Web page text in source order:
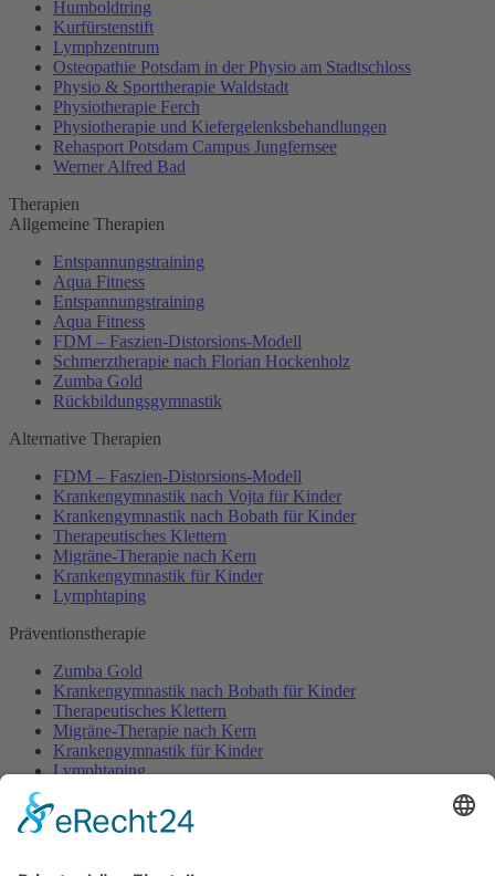
Humboldtring
Kurfürstenstift
Lymphzentrum
Osteopathie Potsdam in der Physio am Stadtschloss
Physio & Sporttherapie Waldstadt
Physiotherapie Ferch
Physiotherapie und Kiefergelenksbehandlungen
Rehasport Potsdam Campus Jungfernsee
Werner Alfred Bad
Therapien
Allgemeine Therapien
Entspannungstraining
Aqua Fitness
Entspannungstraining
Aqua Fitness
FDM – Faszien-Distorsions-Modell
Schmerztherapie nach Florian Hockenholz
Zumba Gold
Rückbildungsgymnastik
Alternative Therapien
FDM – Faszien-Distorsions-Modell
Krankengymnastik nach Vojta für Kinder
Krankengymnastik nach Bobath für Kinder
Therapeutisches Klettern
Migräne-Therapie nach Kern
Krankengymnastik für Kinder
Lymphtaping
Präventionstherapie
Zumba Gold
Krankengymnastik nach Bobath für Kinder
Therapeutisches Klettern
Migräne-Therapie nach Kern
Krankengymnastik für Kinder
Lymphtaping
Rücken Therapie